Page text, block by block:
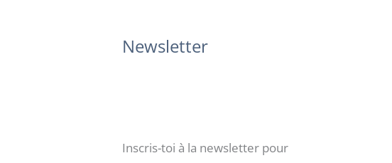
:Newsletter
Inscris-toi à la newsletter pour